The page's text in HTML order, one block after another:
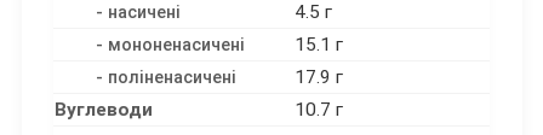
- насичені 4.5 г
- мононенасичені 15.1 г
- поліненасичені
17.9 г
Вуглеводи
10.7 г